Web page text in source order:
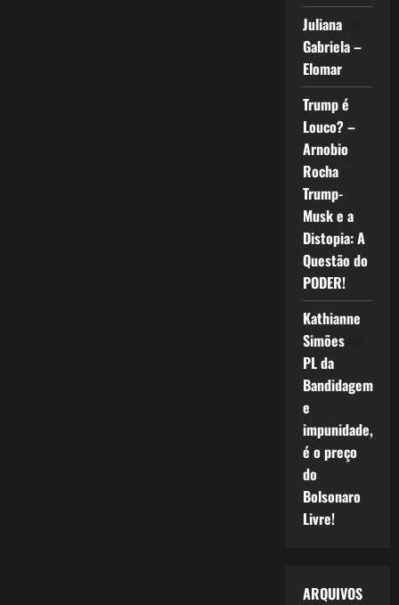
Julianaem
Gabriela –
Elomar
Trump é
Louco? –
Arnobio
Rochaem
Trump-
Musk e a
Distopia: A
Questão do
PODER!
Kathianne
Simõesem
PL da
Bandidagem
e
impunidade,
é o preço
do
Bolsonaro
Livre!
ARQUIVOS